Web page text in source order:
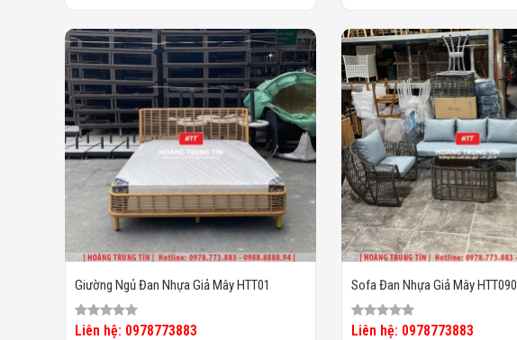
Giường Ngủ Đan Nhựa Giả Mây HTT01
Liên hệ: 0978773883
Sofa Đan Nhựa Giả Mây HTT090
Liên hệ: 0978773883